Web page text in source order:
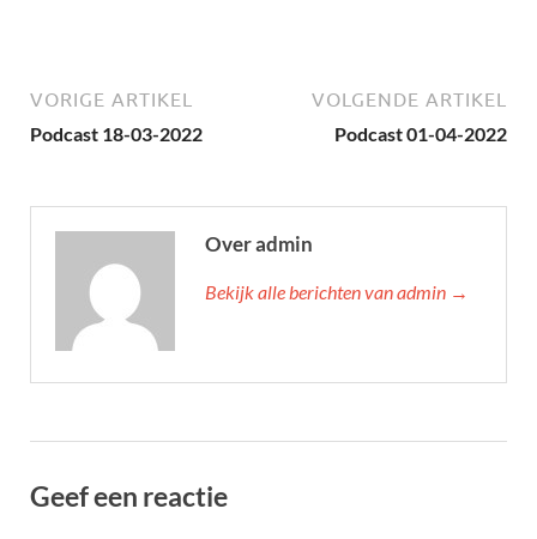
VORIGE ARTIKEL
Podcast 18-03-2022
VOLGENDE ARTIKEL
Podcast 01-04-2022
Over admin
Bekijk alle berichten van admin →
Geef een reactie